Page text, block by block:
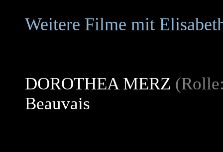
Weitere Filme mit
DOROTHEA MERZ
Beauvais